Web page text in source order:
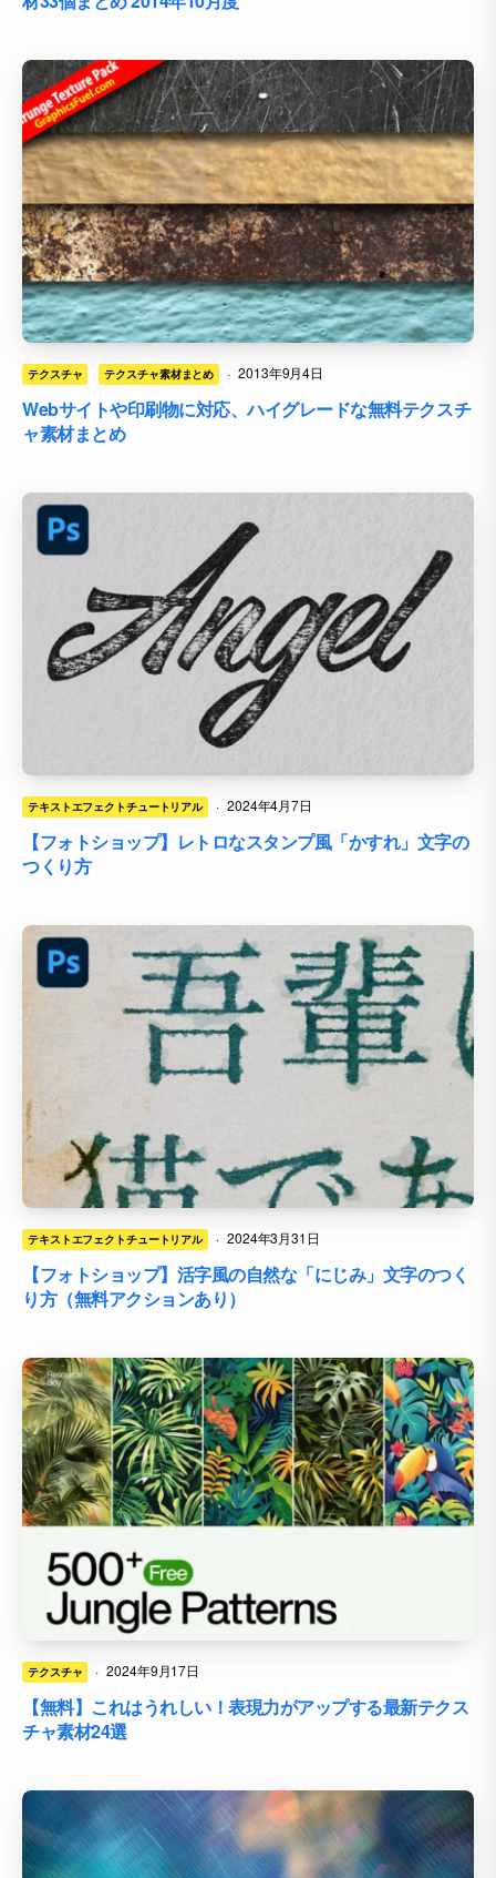
テクスチャ テクスチャ素材まとめ · 2013年9月4日
Webサイトや印刷物に対応、ハイグレードな無料テクスチ
ャ素材まとめ
テキストエフェクトチュートリアル · 2024年4月7日
【フォトショップ】レトロなスタンプ風「かすれ」文字の
つくり方
テキストエフェクトチュートリアル · 2024年3月31日
【フォトショップ】活字風の自然な「にじみ」文字のつく
り方（無料アクションあり）
テクスチャ · 2024年9月17日
【無料】これはうれしい！表現力がアップする最新テクス
チャ素材24選